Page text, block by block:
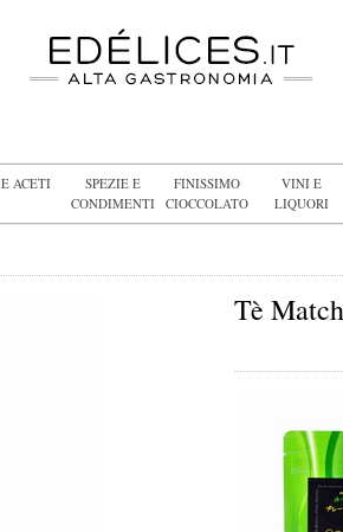
ACETI
SPEZIE E
CONDIMENTI
FINISSIMO
CIOCCOLATO
VINI E
LIQUORI
Tè